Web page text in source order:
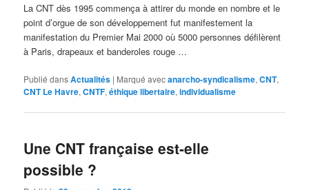
La CNT dès 1995 commença à attirer du monde en nombre et le
point d’orgue de son développement fut manifestement la
manifestation du Premier Mai 2000 où 5000 personnes défilèrent
à Paris, drapeaux et banderoles rouge …
Publié dansActualités | Marqué avecanarcho-syndicalisme,CNT,
CNT Le Havre,CNTF,éthique libertaire,individualisme
Une CNT française est-elle
possible ?